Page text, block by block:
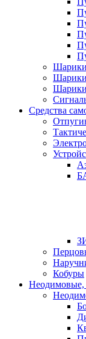
Средства
Кобуры